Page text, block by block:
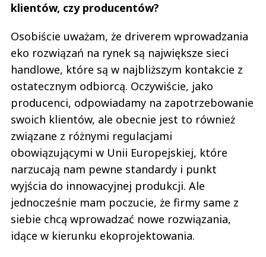
klientów, czy producentów?
Osobiście uważam, że driverem wprowadzania
eko rozwiązań na rynek są największe sieci
handlowe, które są w najbliższym kontakcie z
ostatecznym odbiorcą. Oczywiście, jako
producenci, odpowiadamy na zapotrzebowanie
swoich klientów, ale obecnie jest to również
związane z różnymi regulacjami
obowiązującymi w Unii Europejskiej, które
narzucają nam pewne standardy i punkt
wyjścia do innowacyjnej produkcji. Ale
jednocześnie mam poczucie, że firmy same z
siebie chcą wprowadzać nowe rozwiązania,
idące w kierunku ekoprojektowania.